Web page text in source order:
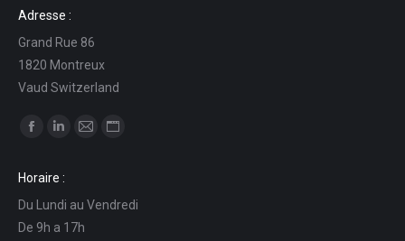
Adresse :
Grand Rue 86
1820 Montreux
Vaud Switzerland
Find us on:
opens
in
new
opens
in
new
in
in
Horaire :
Du Lundi au Vendredi
De 9h a 17h